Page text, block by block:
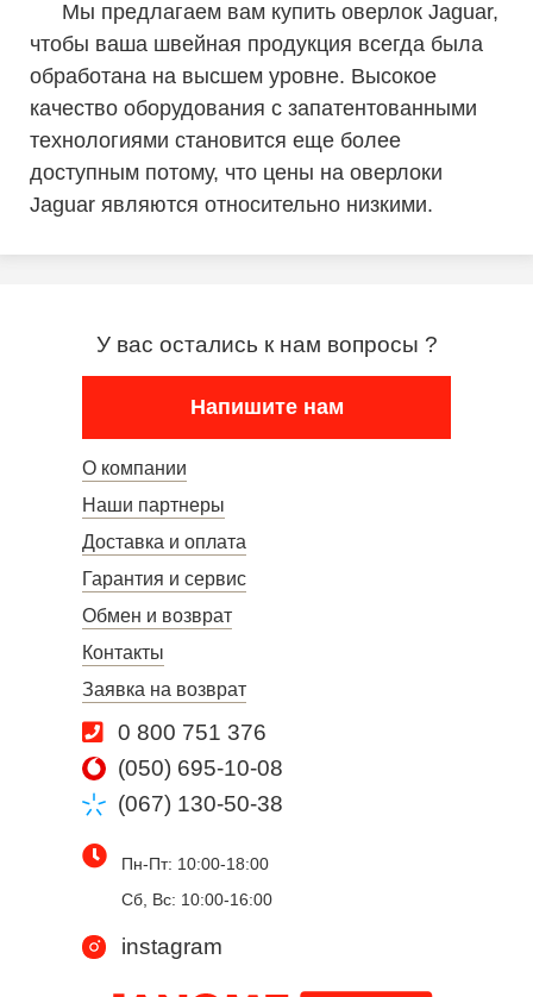
Мы предлагаем вам купить оверлок Jaguar,
чтобы ваша швейная продукция всегда была
обработана на высшем уровне. Высокое
качество оборудования с запатентованными
технологиями становится еще более
доступным потому, что цены на оверлоки
Jaguar являются относительно низкими.
У вас остались к нам вопросы ?
Напишите нам
О компании
Наши партнеры
Доставка и оплата
Гарантия и сервис
Обмен и возврат
Контакты
Заявка на возврат
0 800 751 376
(050) 695-10-08
(067) 130-50-38
Пн-Пт: 10:00-18:00
Сб, Вс: 10:00-16:00
instagram